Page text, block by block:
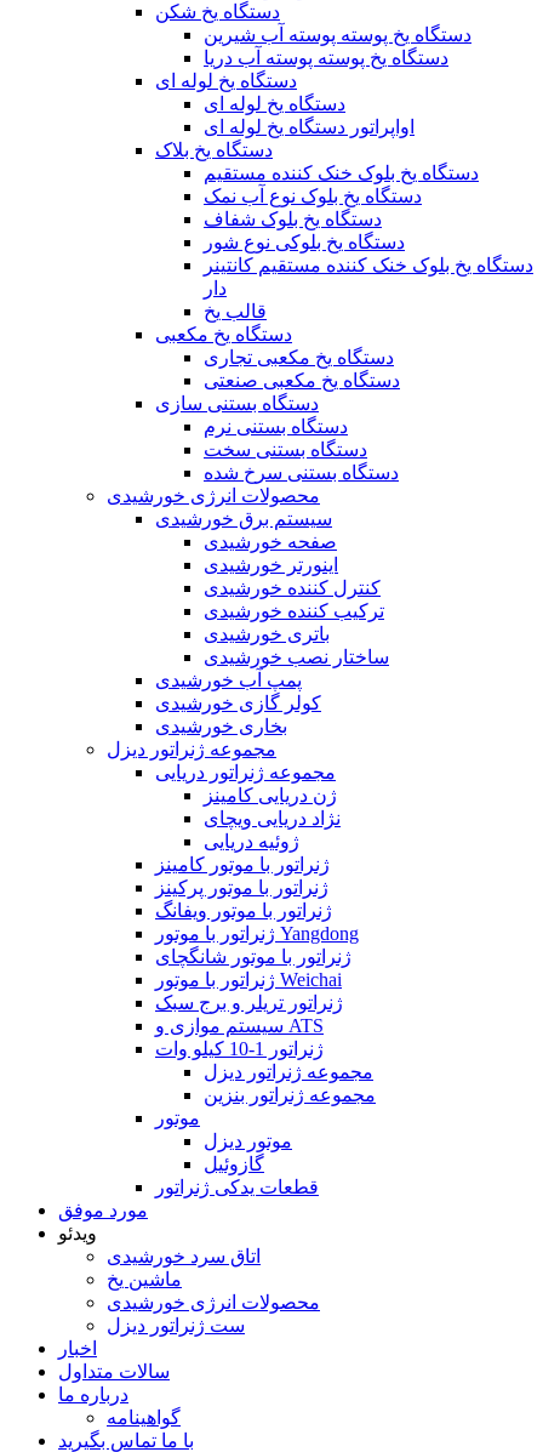
دستگاه یخ شکن
دستگاه یخ پوسته پوسته آب شیرین
دستگاه یخ پوسته پوسته آب دریا
دستگاه یخ لوله ای
دستگاه یخ لوله ای
اواپراتور دستگاه یخ لوله ای
دستگاه یخ بلاک
دستگاه یخ بلوک خنک کننده مستقیم
دستگاه یخ بلوک نوع آب نمک
دستگاه یخ بلوک شفاف
دستگاه یخ بلوکی نوع شور
دستگاه یخ بلوک خنک کننده مستقیم کانتینر
دار
قالب یخ
دستگاه یخ مکعبی
دستگاه یخ مکعبی تجاری
دستگاه یخ مکعبی صنعتی
دستگاه بستنی سازی
دستگاه بستنی نرم
دستگاه بستنی سخت
دستگاه بستنی سرخ شده
محصولات انرژی خورشیدی
سیستم برق خورشیدی
صفحه خورشیدی
اینورتر خورشیدی
کنترل کننده خورشیدی
ترکیب کننده خورشیدی
باتری خورشیدی
ساختار نصب خورشیدی
پمپ آب خورشیدی
کولر گازی خورشیدی
بخاری خورشیدی
مجموعه ژنراتور دیزل
مجموعه ژنراتور دریایی
ژن دریایی کامینز
نژاد دریایی ویچای
ژوئیه دریایی
ژنراتور با موتور کامینز
ژنراتور با موتور پرکینز
ژنراتور با موتور ویفانگ
ژنراتور با موتور Yangdong
ژنراتور با موتور شانگچای
ژنراتور با موتور Weichai
ژنراتور تریلر و برج سبک
سیستم موازی و ATS
ژنراتور 1-10 کیلو وات
مجموعه ژنراتور دیزل
مجموعه ژنراتور بنزین
موتور
موتور دیزل
گازوئیل
قطعات یدکی ژنراتور
مورد موفق
ویدئو
اتاق سرد خورشیدی
ماشین یخ
محصولات انرژی خورشیدی
ست ژنراتور دیزل
اخبار
سالات متداول
درباره ما
گواهینامه
با ما تماس بگیرید